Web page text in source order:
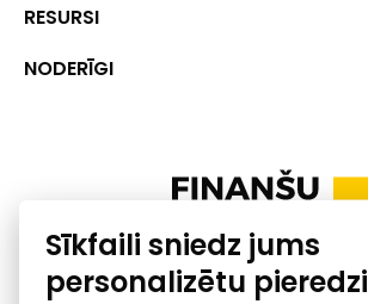
1045
+371 287 18175
Reģ. Nr. 40008002175
Banka: SEB Banka
RESURSI
Dati
Uzņēmumu kredītspējas kalkulators
NODERĪGI
Ombuds
Sīkfaili sniedz jums
personalizētu pieredzi